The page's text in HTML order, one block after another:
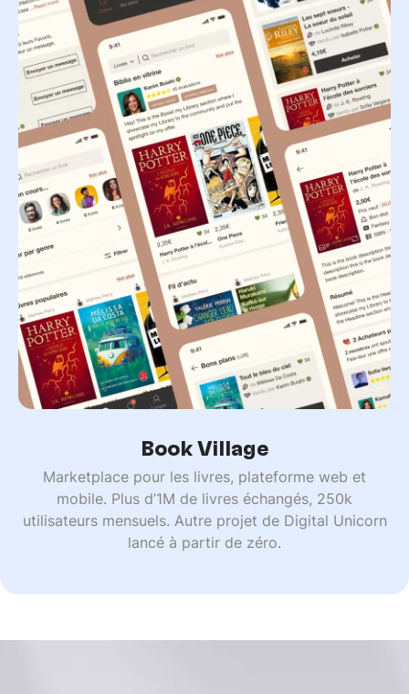
Book Village
Marketplace pour les livres, plateforme web et
mobile. Plus d’1M de livres échangés, 250k
utilisateurs mensuels. Autre projet de Digital Unicorn
lancé à partir de zéro.